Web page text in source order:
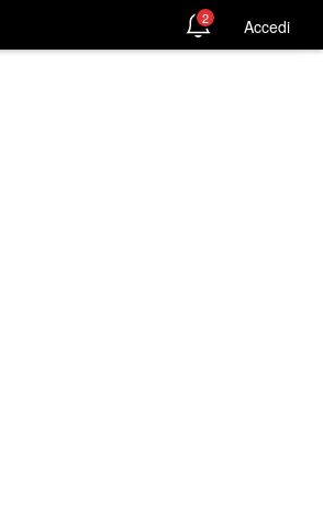
2 Accedi